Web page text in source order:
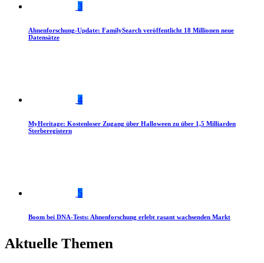
3
Ahnenforschung-Update: FamilySearch veröffentlicht 18 Millionen neue
Datensätze
4
MyHeritage: Kostenloser Zugang über Halloween zu über 1,5 Milliarden
Sterberegistern
5
Boom bei DNA-Tests: Ahnenforschung erlebt rasant wachsenden Markt
Aktuelle Themen